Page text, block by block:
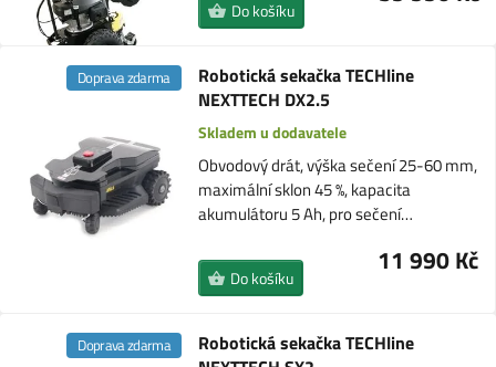
Do košíku
Robotická sekačka TECHline
NEXTTECH DX2.5
Doprava zdarma
Skladem u dodavatele
Obvodový drát, výška sečení 25-60 mm,
maximální sklon 45 %, kapacita
akumulátoru 5 Ah, pro sečení…
11 990 Kč
Do košíku
Robotická sekačka TECHline
Doprava zdarma